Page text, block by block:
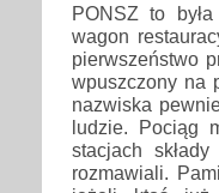
PONSZ to
wagon
pierwszeństwo
wpuszczony na
nazwiska
ludzie. Pociąg
stacjach
rozmawiali.